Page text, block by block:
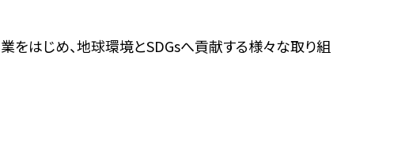
をはじめ、地球環境とSDGsへ貢献する様々な取り組